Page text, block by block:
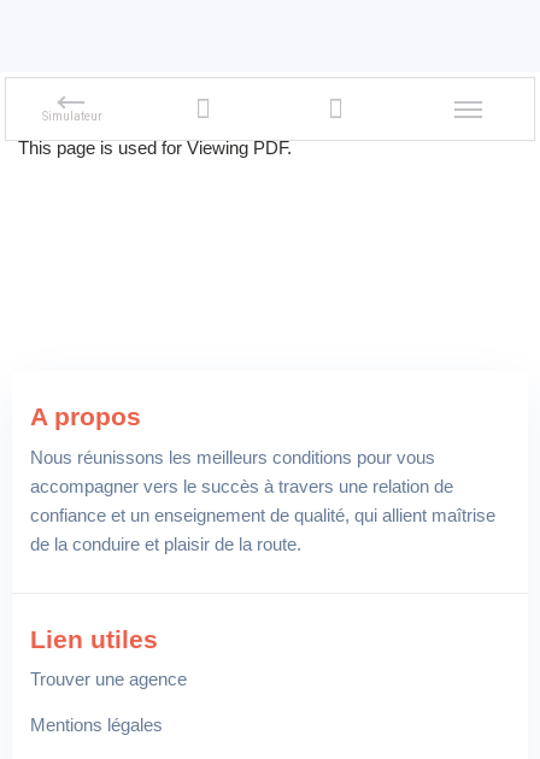
This page is used for Viewing PDF.
A propos
Nous réunissons les meilleurs conditions pour vous
accompagner vers le succès à travers une relation de
confiance et un enseignement de qualité, qui allient maîtrise
de la conduire et plaisir de la route.
Lien utiles
Trouver une agence
Mentions légales